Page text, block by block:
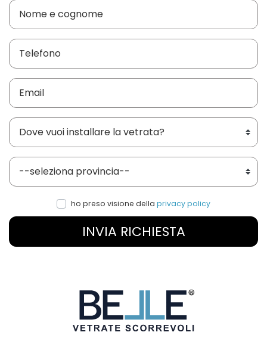
Dove vuoi installare le vetrate?
Provincia
ho preso visione della privacy policy
INVIA RICHIESTA